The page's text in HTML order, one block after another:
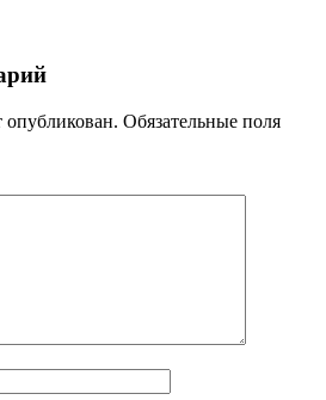
опубликован. Обязательные поля